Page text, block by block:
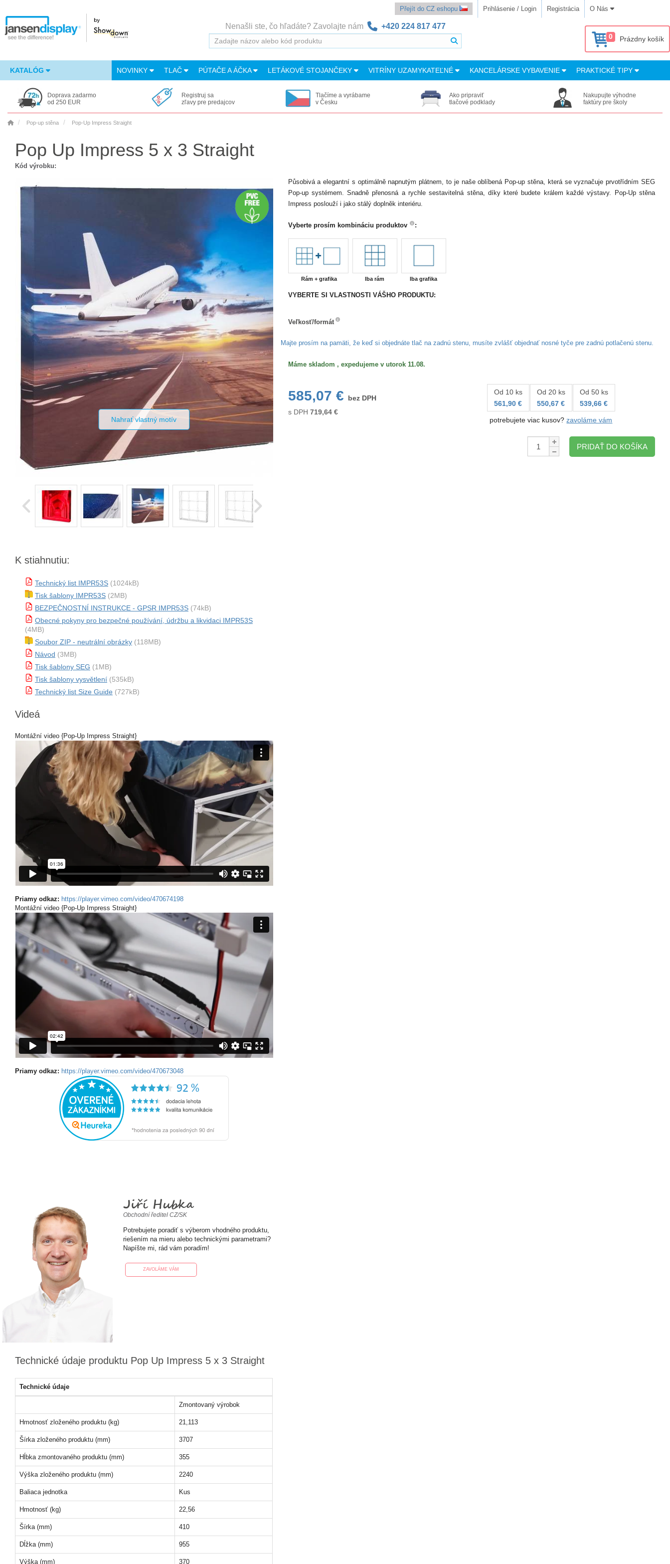
Přejít do CZ eshopu Prihlásenie / Login Registrácia O Nás
Nenašli ste, čo hľadáte? Zavolajte nám +420 224 817 477
0 Prázdny košík
KATALÓG NOVINKY TLAČ PÚTAČE A ÁČKA LETÁKOVÉ STOJANČEKY VITRÍNY UZAMYKATEĽNÉ KANCELÁRSKE VYBAVENIE PRAKTICKÉ TIPY
Doprava zadarmo
od 250 EUR
Registruj sa
zľavy pre predajcov
Tlačíme a vyrábame
v Česku
Ako pripraviť
tlačové podklady
Nakupujte výhodne
faktúry pre školy
Pop-up stěna Pop-Up Impress Straight
Pop Up Impress 5 x 3 Straight
Kód výrobku:
Nahrať vlastný motív
K stiahnutiu:
Technický list IMPR53S (1024kB)
Tisk šablony IMPR53S (2MB)
BEZPEČNOSTNÍ INSTRUKCE - GPSR IMPR53S (74kB)
Obecné pokyny pro bezpečné používání, údržbu a likvidaci IMPR53S
(4MB)
Soubor ZIP - neutrální obrázky (118MB)
Návod (3MB)
Tisk šablony SEG (1MB)
Tisk šablony vysvětlení (535kB)
Technický list Size Guide (727kB)
Videá
Montážní video {Pop-Up Impress Straight}
Priamy odkaz: https://player.vimeo.com/video/470674198
Montážní video {Pop-Up Impress Straight}
Priamy odkaz: https://player.vimeo.com/video/470673048
Jiří Hubka
Obchodní ředitel CZ/SK
Potrebujete poradiť s výberom vhodného produktu,
riešením na mieru alebo technickými parametrami?
Napíšte mi, rád vám poradím!
ZAVOLÁME VÁM
Technické údaje produktu Pop Up Impress 5 x 3 Straight
Technické údaje
Zmontovaný výrobok
Hmotnosť zloženého produktu (kg) 21,113
Šírka zloženého produktu (mm) 3707
Hĺbka zmontovaného produktu (mm) 355
Výška zloženého produktu (mm) 2240
Baliaca jednotka Kus
Hmotnosť (kg) 22,56
Šírka (mm) 410
Dĺžka (mm) 955
Výška (mm) 370
Působivá a elegantní s optimálně napnutým plátnem, to je naše oblíbená Pop-up stěna, která se vyznačuje prvotřídním SEG
Pop-up systémem. Snadně přenosná a rychle sestavitelná stěna, díky které budete králem každé výstavy. Pop-Up stěna
Impress poslouží i jako stálý doplněk interiéru.
Vyberte prosím kombináciu produktov :
Rám + grafika Iba rám Iba grafika
VYBERTE SI VLASTNOSTI VÁŠHO PRODUKTU:
Veľkosť/formát
Majte prosím na pamäti, že keď si objednáte tlač na zadnú stenu, musíte zvlášť objednať nosné tyče pre zadnú potlačenú stenu.
Máme skladom , expedujeme v utorok 11.08.
585,07 €
bez DPH
s DPH 719,64€
Od 10 ks
561,90 €
Od 20 ks
550,67 €
Od 50 ks
539,66 €
potrebujete viac kusov?zavoláme vám
Množstvo:
PRIDAŤ DO KOŠÍKA